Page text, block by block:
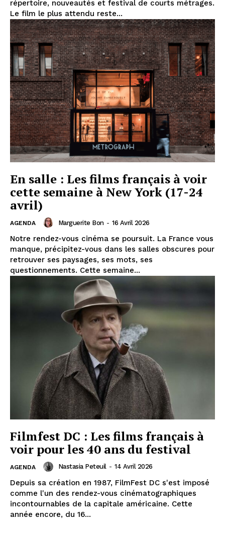
répertoire, nouveautés et festival de courts métrages.
Le film le plus attendu reste...
En salle : Les films français à voir
cette semaine à New York (17-24
avril)
AGENDA Marguerite Bon - 16 Avril 2026
Notre rendez-vous cinéma se poursuit. La France vous
manque, précipitez-vous dans les salles obscures pour
retrouver ses paysages, ses mots, ses
questionnements. Cette semaine...
Filmfest DC : Les films français à
voir pour les 40 ans du festival
AGENDA Nastasia Peteuil - 14 Avril 2026
Depuis sa création en 1987, FilmFest DC s'est imposé
comme l'un des rendez-vous cinématographiques
incontournables de la capitale américaine. Cette
année encore, du 16...